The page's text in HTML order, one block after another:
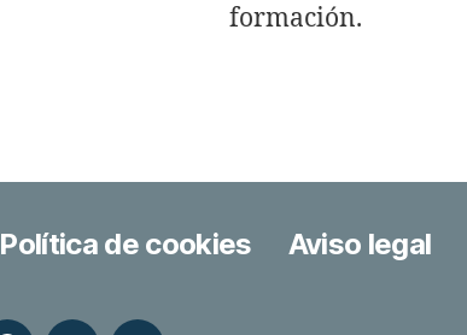
formación.
Política de cookies Aviso legal